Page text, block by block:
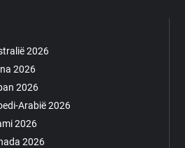
2026
2026
2026
Arabië 2026
2026
2026